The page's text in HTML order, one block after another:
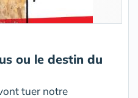
ou le destin du
tuer notre